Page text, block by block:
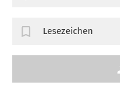
Lesezeichen